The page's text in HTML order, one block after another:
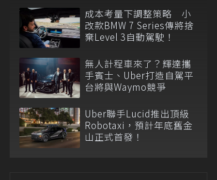
成本考量下調整策略 小
改款BMW 7 Series傳將捨
棄Level 3自動駕駛！
無人計程車來了？輝達攜
手賓士、Uber打造自駕平
台將與Waymo競爭
Uber聯手Lucid推出頂級
Robotaxi，預計年底舊金
山正式首發！